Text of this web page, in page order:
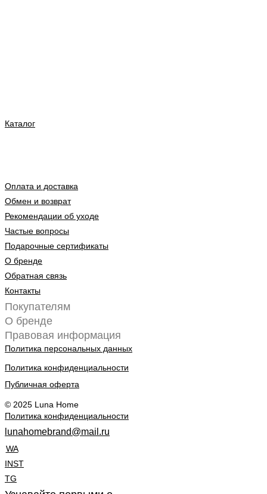
Каталог
Оплата и доставка
Обмен и возврат
Рекомендации об уходе
Частые вопросы
Подарочные сертификаты
О бренде
Обратная связь
Контакты
Покупателям
О бренде
Правовая информация
Политика персональных данных
Политика конфиденциальности
Публичная оферта
© 2025 Luna Home
Политика конфиденциальности
lunahomebrand@mail.ru
WA
INST
TG